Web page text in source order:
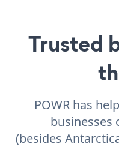
Trusted
POWR has
businesses
(besides